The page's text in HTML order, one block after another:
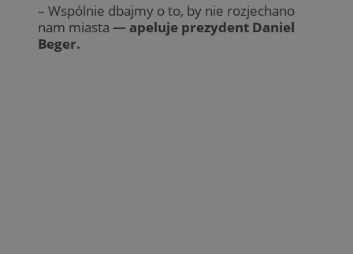
– Wspólnie dbajmy o to, by nie rozjechano
nam miasta — apeluje prezydent Daniel
Beger.